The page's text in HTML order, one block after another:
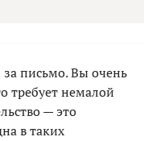
за письмо. Вы очень
требует немалой
— это
в таких